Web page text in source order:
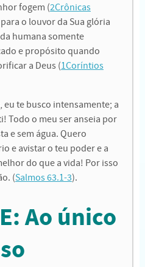
fogem (2Crônicas
o louvor da Sua glória
humana somente
e propósito quando
a Deus (1Coríntios
eu te busco intensamente; a
Todo o meu ser anseia por
e sem água. Quero
e avistar o teu poder e a
do que a vida! Por isso
(Salmos 63.1-3).
Ao único